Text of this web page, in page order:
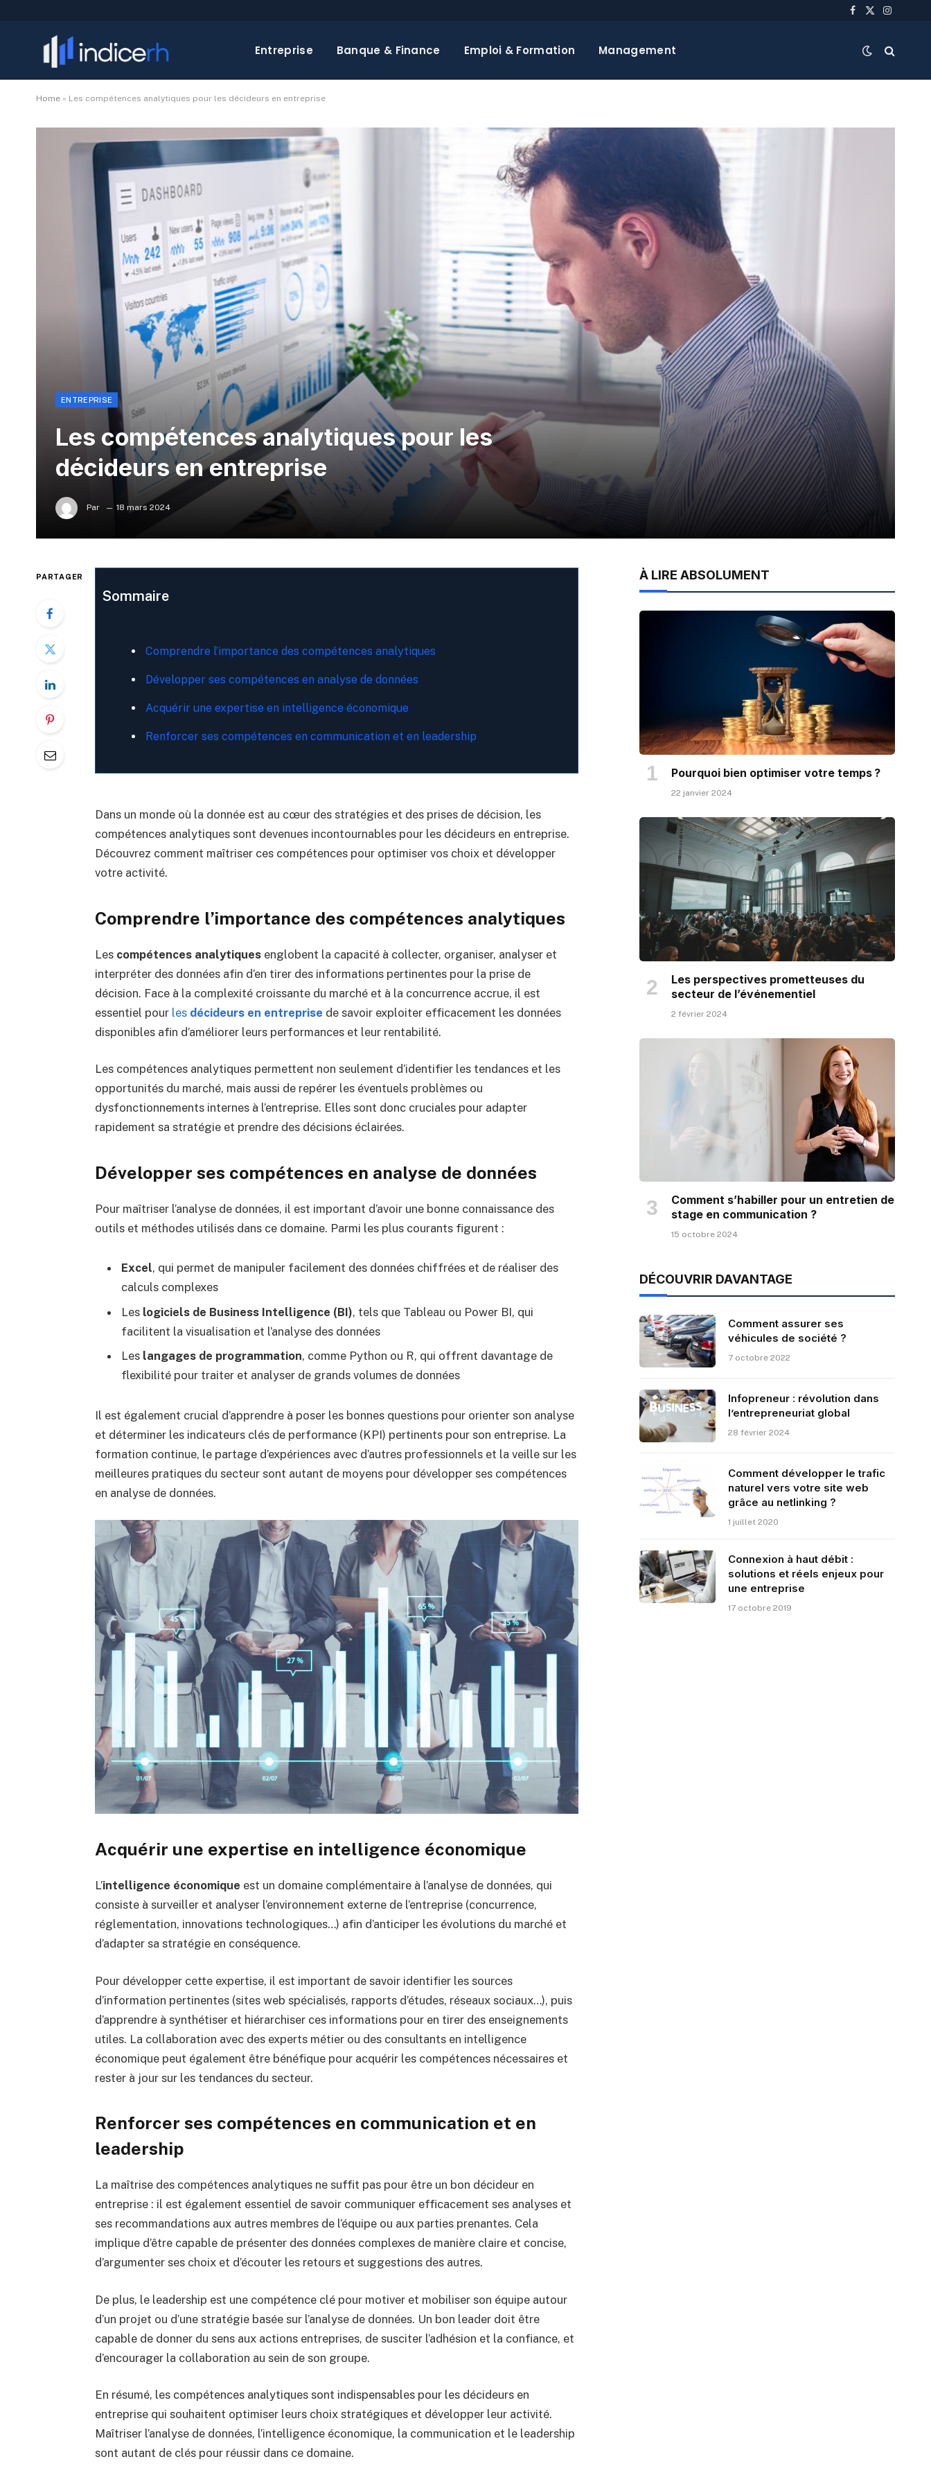
Facebook
X
Entreprise Banque & Finance Emploi & Formation Management
Home » Les compétences analytiques pour les décideurs en entreprise
ENTREPRISE
Les compétences analytiques pour les
décideurs en entreprise
Par 18 mars 2024
PARTAGER
Sommaire
Comprendre l’importance des compétences analytiques
Développer ses compétences en analyse de données
Acquérir une expertise en intelligence économique
Renforcer ses compétences en communication et en leadership
Dans un monde où la donnée est au cœur des stratégies et des prises de décision, les
compétences analytiques sont devenues incontournables pour les décideurs en entreprise.
Découvrez comment maîtriser ces compétences pour optimiser vos choix et développer
votre activité.
Comprendre l’importance des compétences analytiques
Les compétences analytiquesenglobent la capacité à collecter, organiser, analyser et
interpréter des données afin d’en tirer des informations pertinentes pour la prise de
décision. Face à la complexité croissante du marché et à la concurrence accrue, il est
essentiel pour les décideurs en entreprise de savoir exploiter efficacement les données
disponibles afin d’améliorer leurs performances et leur rentabilité.
Les compétences analytiques permettent non seulement d’identifier les tendances et les
opportunités du marché, mais aussi de repérer les éventuels problèmes ou
dysfonctionnements internes à l’entreprise. Elles sont donc cruciales pour adapter
rapidement sa stratégie et prendre des décisions éclairées.
Développer ses compétences en analyse de données
Pour maîtriser l’analyse de données, il est important d’avoir une bonne connaissance des
outils et méthodes utilisés dans ce domaine. Parmi les plus courants figurent :
Excel, qui permet de manipuler facilement des données chiffrées et de réaliser des
calculs complexes
Les logiciels de Business Intelligence (BI), tels que Tableau ou Power BI, qui
facilitent la visualisation et l’analyse des données
Les langages de programmation, comme Python ou R, qui offrent davantage de
flexibilité pour traiter et analyser de grands volumes de données
Il est également crucial d’apprendre à poser les bonnes questions pour orienter son analyse
et déterminer les indicateurs clés de performance (KPI) pertinents pour son entreprise. La
formation continue, le partage d’expériences avec d’autres professionnels et la veille sur les
meilleures pratiques du secteur sont autant de moyens pour développer ses compétences
en analyse de données.
Acquérir une expertise en intelligence économique
L’intelligence économique est un domaine complémentaire à l’analyse de données, qui
consiste à surveiller et analyser l’environnement externe de l’entreprise (concurrence,
réglementation, innovations technologiques…) afin d’anticiper les évolutions du marché et
d’adapter sa stratégie en conséquence.
Pour développer cette expertise, il est important de savoir identifier les sources
d’information pertinentes (sites web spécialisés, rapports d’études, réseaux sociaux…), puis
d’apprendre à synthétiser et hiérarchiser ces informations pour en tirer des enseignements
utiles. La collaboration avec des experts métier ou des consultants en intelligence
économique peut également être bénéfique pour acquérir les compétences nécessaires et
rester à jour sur les tendances du secteur.
Renforcer ses compétences en communication et en
leadership
La maîtrise des compétences analytiques ne suffit pas pour être un bon décideur en
entreprise : il est également essentiel de savoir communiquer efficacement ses analyses et
ses recommandations aux autres membres de l’équipe ou aux parties prenantes. Cela
implique d’être capable de présenter des données complexes de manière claire et concise,
d’argumenter ses choix et d’écouter les retours et suggestions des autres.
De plus, le leadership est une compétence clé pour motiver et mobiliser son équipe autour
d’un projet ou d’une stratégie basée sur l’analyse de données. Un bon leader doit être
capable de donner du sens aux actions entreprises, de susciter l’adhésion et la confiance, et
d’encourager la collaboration au sein de son groupe.
En résumé, les compétences analytiques sont indispensables pour les décideurs en
entreprise qui souhaitent optimiser leurs choix stratégiques et développer leur activité.
Maîtriser l’analyse de données, l’intelligence économique, la communication et le leadership
sont autant de clés pour réussir dans ce domaine.
À LIRE ABSOLUMENT
Pourquoi bien optimiser votre temps ?
22 janvier 2024
Les perspectives prometteuses du
secteur de l’événementiel
2 février 2024
Comment s’habiller pour un entretien de
stage en communication ?
15 octobre 2024
DÉCOUVRIR DAVANTAGE
Comment assurer ses
véhicules de société ?
7 octobre 2022
Infopreneur : révolution dans
l’entrepreneuriat global
28 février 2024
Comment développer le trafic
naturel vers votre site web
grâce au netlinking ?
1 juillet 2020
Connexion à haut débit :
solutions et réels enjeux pour
une entreprise
17 octobre 2019